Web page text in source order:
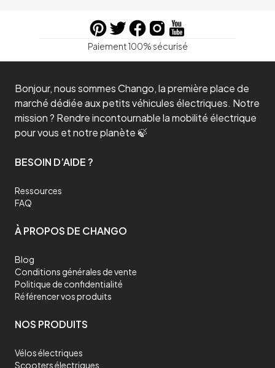
Paiement 100% sécurisé
Bonjour, nous sommes Chango, la première place de
marché dédiée aux petits véhicules électriques. Notre
mission ? Rendre incontournable la mobilité électrique
pour vous et notre planète 🍃
BESOIN D’AIDE ?
Ressources
FAQ
À PROPOS DE CHANGO
Blog
Conditions générales de vente
Politique de confidentialité
Référencer vos produits
NOS PRODUITS
Vélos électriques
Scooters électriques